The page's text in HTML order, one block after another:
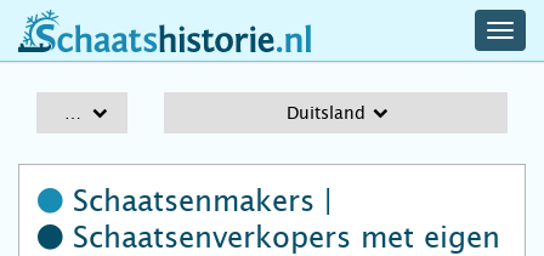
schaatshistorie.nl
Duitsland
Schaatsenmakers |
Schaatsenverkopers met eigen